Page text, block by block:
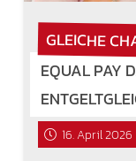
GLEICHE
EQUAL PAY
16. April 2026